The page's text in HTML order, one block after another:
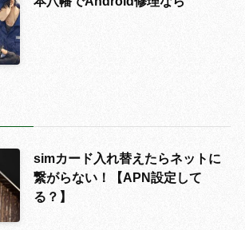
simカード入れ替えたらネットに
繋がらない！【APN設定して
る？】